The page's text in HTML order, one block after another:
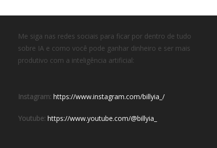
Me siga nas redes sociais para ficar por dentro de tudo
sobre IA e como você pode ganhar dinheiro e ser mais
produtivo com a inteligência artificial:
Instagram: https://www.instagram.com/billyia_/
Youtube: https://www.youtube.com/@billyia_